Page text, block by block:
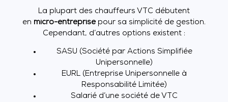
La plupart des chauffeurs VTC débutent
en micro-entreprise pour sa simplicité de gestion.
Cependant, d’autres options existent :
SASU (Société par Actions Simplifiée
Unipersonnelle)
EURL (Entreprise Unipersonnelle à
Responsabilité Limitée)
Salarié d’une société de VTC